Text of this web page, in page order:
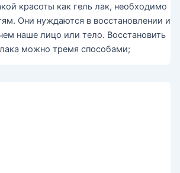
красоты как гель лак, необходимо
Они нуждаются в восстановлении и
наше лицо или тело. Восстановить
можно тремя способами;